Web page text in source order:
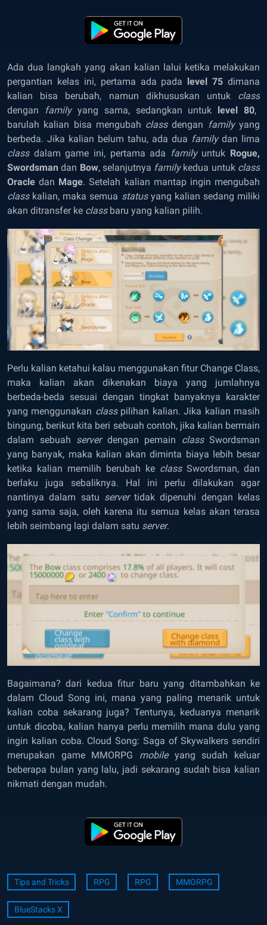
Ada dua langkah yang akan kalian lalui ketika melakukan
pergantian kelas ini, pertama ada pada level 75 dimana
kalian bisa berubah, namun dikhususkan untuk class
dengan
familyyang sama, sedangkan untuk level 80,
barulah kalian bisa mengubah classdengan familyyang
berbeda. Jika kalian belum tahu, ada dua familydan lima
classdalam game ini, pertama ada familyuntuk Rogue,
Swordsmandan Bow, selanjutnya familykedua untuk class
Oracledan Mage. Setelah kalian mantap ingin mengubah
classkalian, maka semua statusyang kalian sedang miliki
akan ditransfer ke classbaru yang kalian pilih.
Perlu kalian ketahui kalau menggunakan fitur Change Class,
maka kalian akan dikenakan biaya yang jumlahnya
berbeda-beda sesuai dengan tingkat banyaknya karakter
yang menggunakan classpilihan kalian. Jika kalian masih
bingung, berikut kita beri sebuah contoh, jika kalian bermain
dalam sebuah serverdengan pemain classSwordsman
yang banyak, maka kalian akan diminta biaya lebih besar
ketika kalian memilih berubah ke class Swordsman, dan
berlaku juga sebaliknya. Hal ini perlu dilakukan agar
nantinya dalam satu servertidak dipenuhi dengan kelas
yang sama saja, oleh karena itu semua kelas akan terasa
lebih seimbang lagi dalam satu server.
Bagaimana? dari kedua fitur baru yang ditambahkan ke
dalam Cloud Song ini, mana yang paling menarik untuk
kalian coba sekarang juga? Tentunya, keduanya menarik
untuk dicoba, kalian hanya perlu memilih mana dulu yang
ingin kalian coba. Cloud Song: Saga of Skywalkers sendiri
merupakan game MMORPG mobileyang sudah keluar
beberapa bulan yang lalu, jadi sekarang sudah bisa kalian
nikmati dengan mudah.
Tips and Tricks RPG RPG MMORPG
BlueStacks X